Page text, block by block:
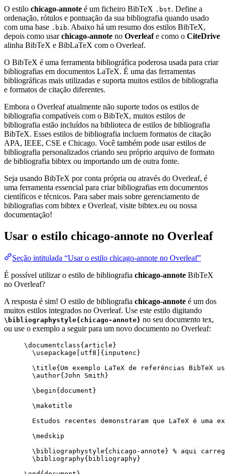
O estilo chicago-annote é um ficheiro BibTeX .bst. Define a
ordenação, rótulos e pontuação da sua bibliografia quando usado
com uma base .bib. Abaixo há um resumo dos estilos BibTeX,
depois como usarchicago-annote no Overleafe como o CiteDrive
alinha BibTeX e BibLaTeX com o Overleaf.
O BibTeX é uma ferramenta bibliográfica poderosa usada para criar
bibliografias em documentos LaTeX. É uma das ferramentas
bibliográficas mais utilizadas e suporta muitos estilos de bibliografia
e formatos de citação diferentes.
Embora o Overleaf atualmente não suporte todos os estilos de
bibliografia compatíveis com o BibTeX, muitos estilos de
bibliografia estão incluídos na biblioteca de estilos de bibliografia
BibTeX. Esses estilos de bibliografia incluem formatos de citação
APA, IEEE, CSE e Chicago. Você também pode usar estilos de
bibliografia personalizados criando seu próprio arquivo de formato
de bibliografia bibtex ou importando um de outra fonte.
Seja usando BibTeX por conta própria ou através do Overleaf, é
uma ferramenta essencial para criar bibliografias em documentos
científicos e técnicos. Para saber mais sobre gerenciamento de
bibliografias com bibtex e Overleaf, visite bibtex.eu ou nossa
documentação!
Usar o estilo chicago-annote no Overleaf
Seção intitulada “Usar o estilo chicago-annote no Overleaf”
É possível utilizar o estilo de bibliografia chicago-annote BibTeX
no Overleaf?
A resposta é sim! O estilo de bibliografia chicago-annote é um dos
muitos estilos integrados no Overleaf. Use este estilo digitando
\bibliographystyle{chicago-annote} no seu documento tex,
ou use o exemplo a seguir para um novo documento no Overleaf:
\documentclass{ article }
\usepackage
utf8 ]{ inputenc }
\title{Um exemplo LaTeX de referências
\author{John Smith}
\begin{ document }
\maketitle
Estudos recentes demonstraram que LaTeX é
\medskip
\bibliographystyle{chicago-annote} % aqui
\bibliography{bibliography}